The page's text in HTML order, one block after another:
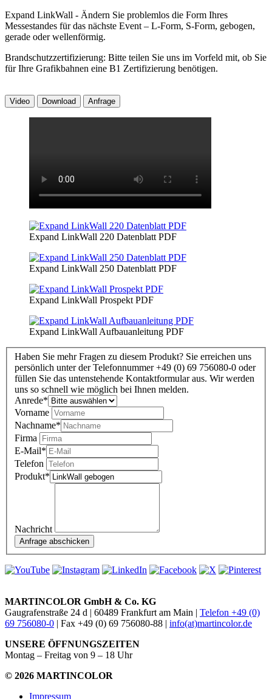
Expand LinkWall - Ändern Sie problemlos die Form Ihres
Messestandes für das nächste Event – L-Form, S-Form, gebogen,
gerade oder wellenförmig.
Brandschutzzertifizierung: Bitte teilen Sie uns im Vorfeld mit, ob Sie
für Ihre Grafikbahnen eine B1 Zertifizierung benötigen.
Video Download Anfrage
Expand LinkWall 220 Datenblatt PDF
Expand LinkWall 250 Datenblatt PDF
Expand LinkWall Prospekt PDF
Expand LinkWall Aufbauanleitung PDF
Haben Sie mehr Fragen zu diesem Produkt? Sie erreichen uns
persönlich unter der Telefonnummer +49 (0) 69 756080-0 oder
füllen Sie das untenstehende Kontaktformular aus. Wir werden
uns so schnell wie möglich bei Ihnen melden.
Anrede*
Vorname
Nachname*
Firma
E-Mail*
Telefon
Produkt*
Nachricht
MARTINCOLOR GmbH & Co. KG
Gaugrafenstraße 24 d | 60489 Frankfurt am Main | Telefon +49 (0)
69 756080-0 | Fax +49 (0) 69 756080-88 | info(at)martincolor.de
UNSERE ÖFFNUNGSZEITEN
Montag – Freitag von 9 – 18 Uhr
© 2026 MARTINCOLOR
Impressum